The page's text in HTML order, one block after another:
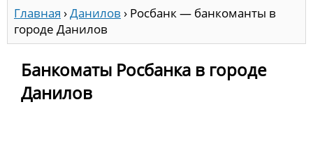
Главная ›Данилов › Росбанк — банкоманты в
городе Данилов
Банкоматы Росбанка в городе
Данилов